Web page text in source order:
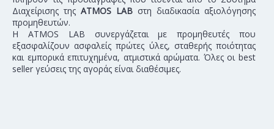
Διαχείρισης της ATMOS LAB στη διαδικασία αξιολόγησης
προμηθευτών.
Η ATMOS LAB συνεργάζεται με προμηθευτές που
εξασφαλίζουν ασφαλείς πρώτες ύλες, σταθερής ποιότητας
και εμπορικά επιτυχημένα, ατμιστικά αρώματα. Όλες οι best
seller γεύσεις της αγοράς είναι διαθέσιμες.